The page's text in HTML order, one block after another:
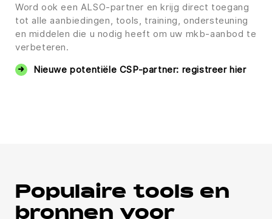
Word ook een ALSO-partner en krijg direct toegang
tot alle aanbiedingen, tools, training, ondersteuning
en middelen die u nodig heeft om uw mkb-aanbod te
verbeteren.
Nieuwe potentiële CSP-partner: registreer hier
Populaire tools en
bronnen voor